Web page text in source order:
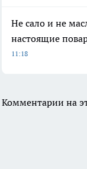
Не сало и не
настоящие
11:18
Комментарии на